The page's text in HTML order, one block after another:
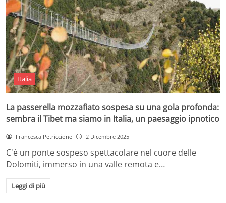
Italia
La passerella mozzafiato sospesa su una gola profonda:
sembra il Tibet ma siamo in Italia, un paesaggio ipnotico
Francesca Petriccione 2 Dicembre 2025
C'è un ponte sospeso spettacolare nel cuore delle
Dolomiti, immerso in una valle remota e…
Leggi di più